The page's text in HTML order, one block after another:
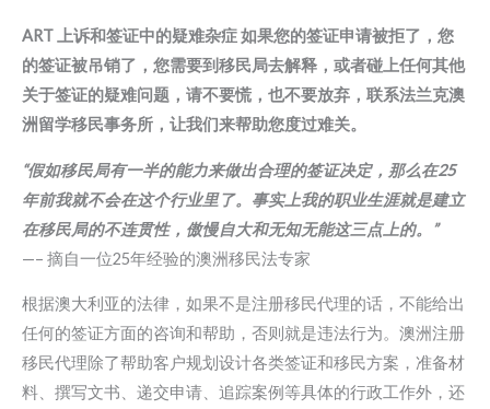
ART 上诉和签证中的疑难杂症如果您的签证申请被拒了，您
的签证被吊销了，您需要到移民局去解释，或者碰上任何其他
关于签证的疑难问题，请不要慌，也不要放弃，联系法兰克澳
洲留学移民事务所，让我们来帮助您度过难关。
“假如移民局有一半的能力来做出合理的签证决定，那么在25
年前我就不会在这个行业里了。事实上我的职业生涯就是建立
在移民局的不连贯性，傲慢自大和无知无能这三点上的。”
—– 摘自一位25年经验的澳洲移民法专家
根据澳大利亚的法律，如果不是注册移民代理的话，不能给出
任何的签证方面的咨询和帮助，否则就是违法行为。澳洲注册
移民代理除了帮助客户规划设计各类签证和移民方案，准备材
料、撰写文书、递交申请、追踪案例等具体的行政工作外，还